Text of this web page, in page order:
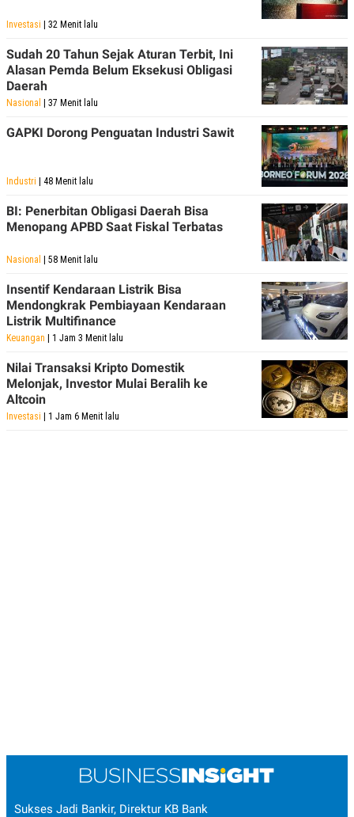
Investasi | 32 Menit lalu
Sudah 20 Tahun Sejak Aturan Terbit, Ini
Alasan Pemda Belum Eksekusi Obligasi
Daerah
Nasional | 37 Menit lalu
GAPKI Dorong Penguatan Industri Sawit
Industri | 48 Menit lalu
BI: Penerbitan Obligasi Daerah Bisa
Menopang APBD Saat Fiskal Terbatas
Nasional | 58 Menit lalu
Insentif Kendaraan Listrik Bisa
Mendongkrak Pembiayaan Kendaraan
Listrik Multifinance
Keuangan | 1 Jam 3 Menit lalu
Nilai Transaksi Kripto Domestik
Melonjak, Investor Mulai Beralih ke
Altcoin
Investasi | 1 Jam 6 Menit lalu
Sukses Jadi Bankir, Direktur KB Bank